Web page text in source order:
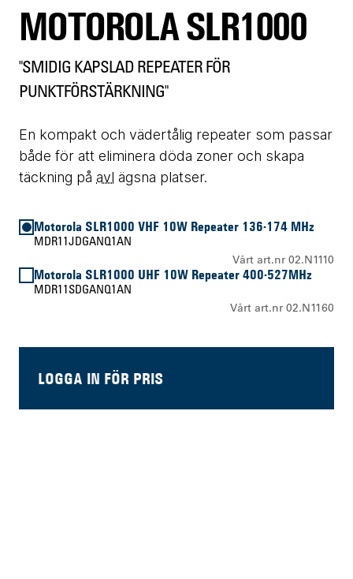
MOTOROLA SLR1000
"SMIDIG KAPSLAD REPEATER FÖR
PUNKTFÖRSTÄRKNING"
En kompakt och vädertålig repeater som passar
både för att eliminera döda zoner och skapa
täckning på avl ägsna platser.
Motorola SLR1000 VHF 10W Repeater 136-174 MHz
MDR11JDGANQ1AN
Vårt art.nr 02.N1110
Motorola SLR1000 UHF 10W Repeater 400-527MHz
MDR11SDGANQ1AN
Vårt art.nr 02.N1160
LOGGA IN FÖR PRIS